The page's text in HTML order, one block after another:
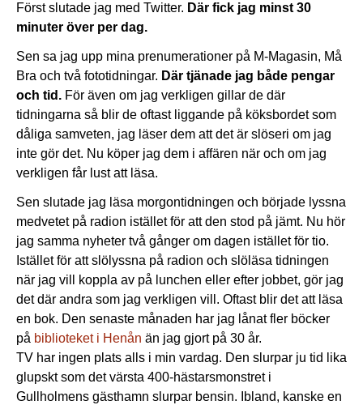
Först slutade jag med Twitter. Där fick jag minst 30
minuter över per dag.
Sen sa jag upp mina prenumerationer på M-Magasin, Må
Bra och två fototidningar. Där tjänade jag både pengar
och tid. För även om jag verkligen gillar de där
tidningarna så blir de oftast liggande på köksbordet som
dåliga samveten, jag läser dem att det är slöseri om jag
inte gör det. Nu köper jag dem i affären när och om jag
verkligen får lust att läsa.
Sen slutade jag läsa morgontidningen och började lyssna
medvetet på radion istället för att den stod på jämt. Nu hör
jag samma nyheter två gånger om dagen istället för tio.
Istället för att slölyssna på radion och slöläsa tidningen
när jag vill koppla av på lunchen eller efter jobbet, gör jag
det där andra som jag verkligen vill. Oftast blir det att läsa
en bok. Den senaste månaden har jag lånat fler böcker
på biblioteket i Henån än jag gjort på 30 år.
TV har ingen plats alls i min vardag. Den slurpar ju tid lika
glupskt som det värsta 400-hästarsmonstret i
Gullholmens gästhamn slurpar bensin. Ibland, kanske en